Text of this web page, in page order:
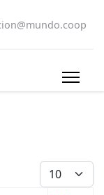
Display #